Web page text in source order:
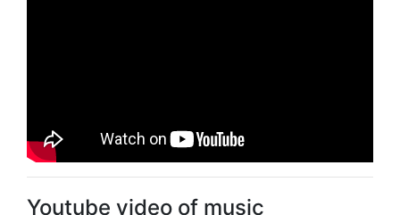
Youtube video of music